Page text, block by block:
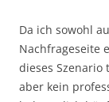
Da ich sowohl
Nachfrageseite
dieses
aber kein